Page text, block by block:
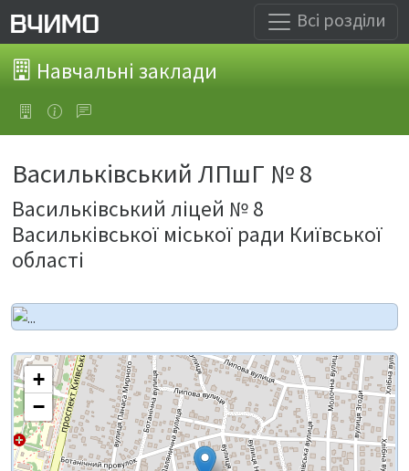
Всі розділи
Навчальні заклади
Васильківський ЛПшГ № 8
Васильківський ліцей № 8
Васильківської міської ради Київської
області
+
−